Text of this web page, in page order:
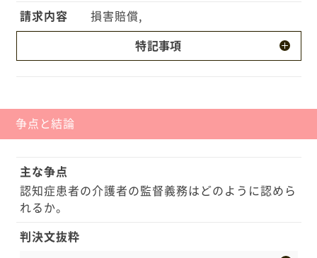
請求内容 損害賠償,
特記事項
害者には徘徊の症状が出現していました。 ・被害者
が列車にひかれる事故は、Y1とBが目を離したすきに
1〜Y5に対して、被害者に対する監督義務違反がある
として、損害賠償請求をしました。
争点と結論
主な争点
認知症患者の介護者の監督義務はどのように認めら
れるか。
判決文抜粋